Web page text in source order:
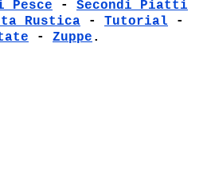
- Secondi Piatti
Rustica - Tutorial -
- Zuppe .